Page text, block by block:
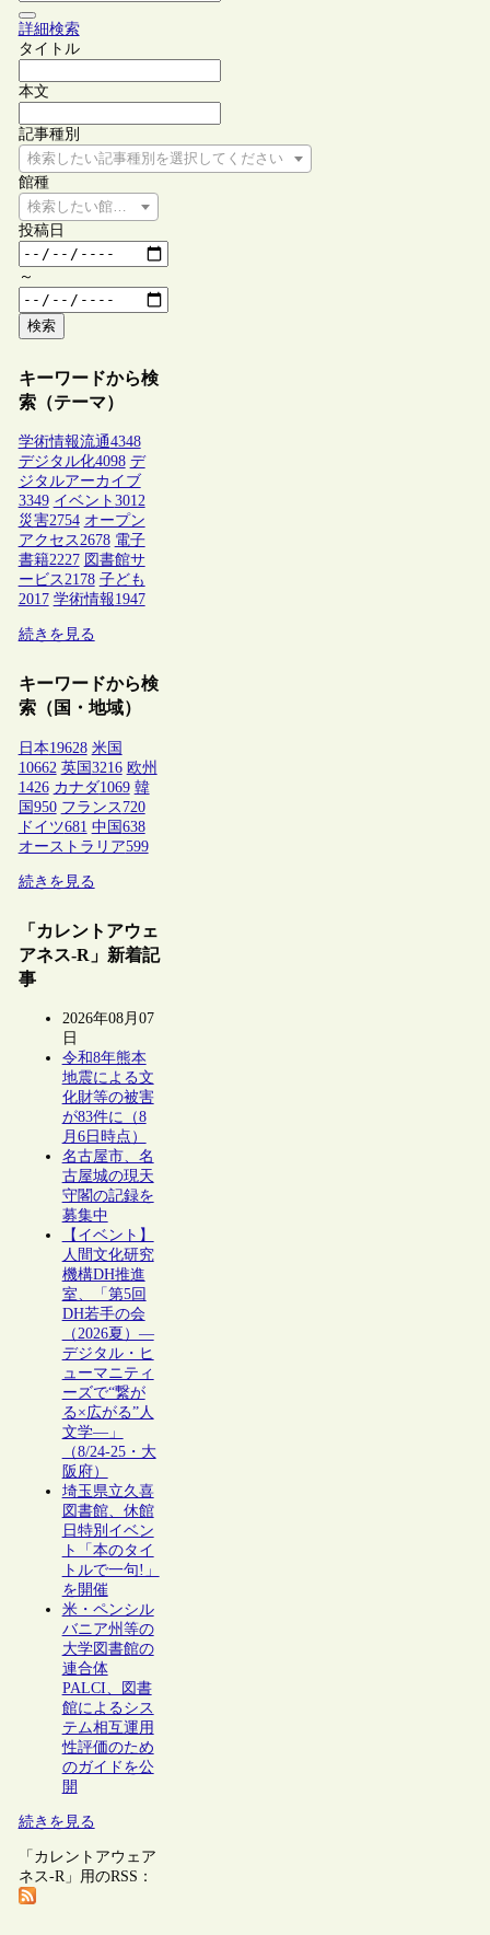
詳細検索
タイトル
本文
記事種別
検索したい記事種別を選択してください
館種
検索したい館種を選択してください
投稿日
～
検索
キーワードから検
索（テーマ）
学術情報流通4348
デジタル化4098 デ
ジタルアーカイブ
3349 イベント 3012
災害2754 オープン
アクセス2678 電子
書籍2227 図書館サ
ービス2178 子ども
2017 学術情報1947
続きを見る
キーワードから検
索（国・地域）
日本19628 米国
10662 英国3216 欧州
1426 カナダ1069 韓
国950 フランス 720
ドイツ681 中国638
オーストラリア599
続きを見る
「カレントアウェ
アネス-R」新着記
事
2026年08月07
日
令和8年熊本
地震による文
化財等の被害
が83件に（8
月6日時点）
名古屋市、名
古屋城の現天
守閣の記録を
募集中
【イベント】
人間文化研究
機構DH推進
室、「第5回
DH若手の会
（2026夏）―
デジタル・ヒ
ューマニティ
ーズで“繋が
る×広がる”人
文学―」
（8/24-25・大
阪府）
埼玉県立久喜
図書館、休館
日特別イベン
ト「本のタイ
トルで一句!」
を開催
米・ペンシル
バニア州等の
大学図書館の
連合体
PALCI、図書
館によるシス
テム相互運用
性評価のため
のガイドを公
開
続きを見る
「カレントアウェア
ネス-R」用のRSS：